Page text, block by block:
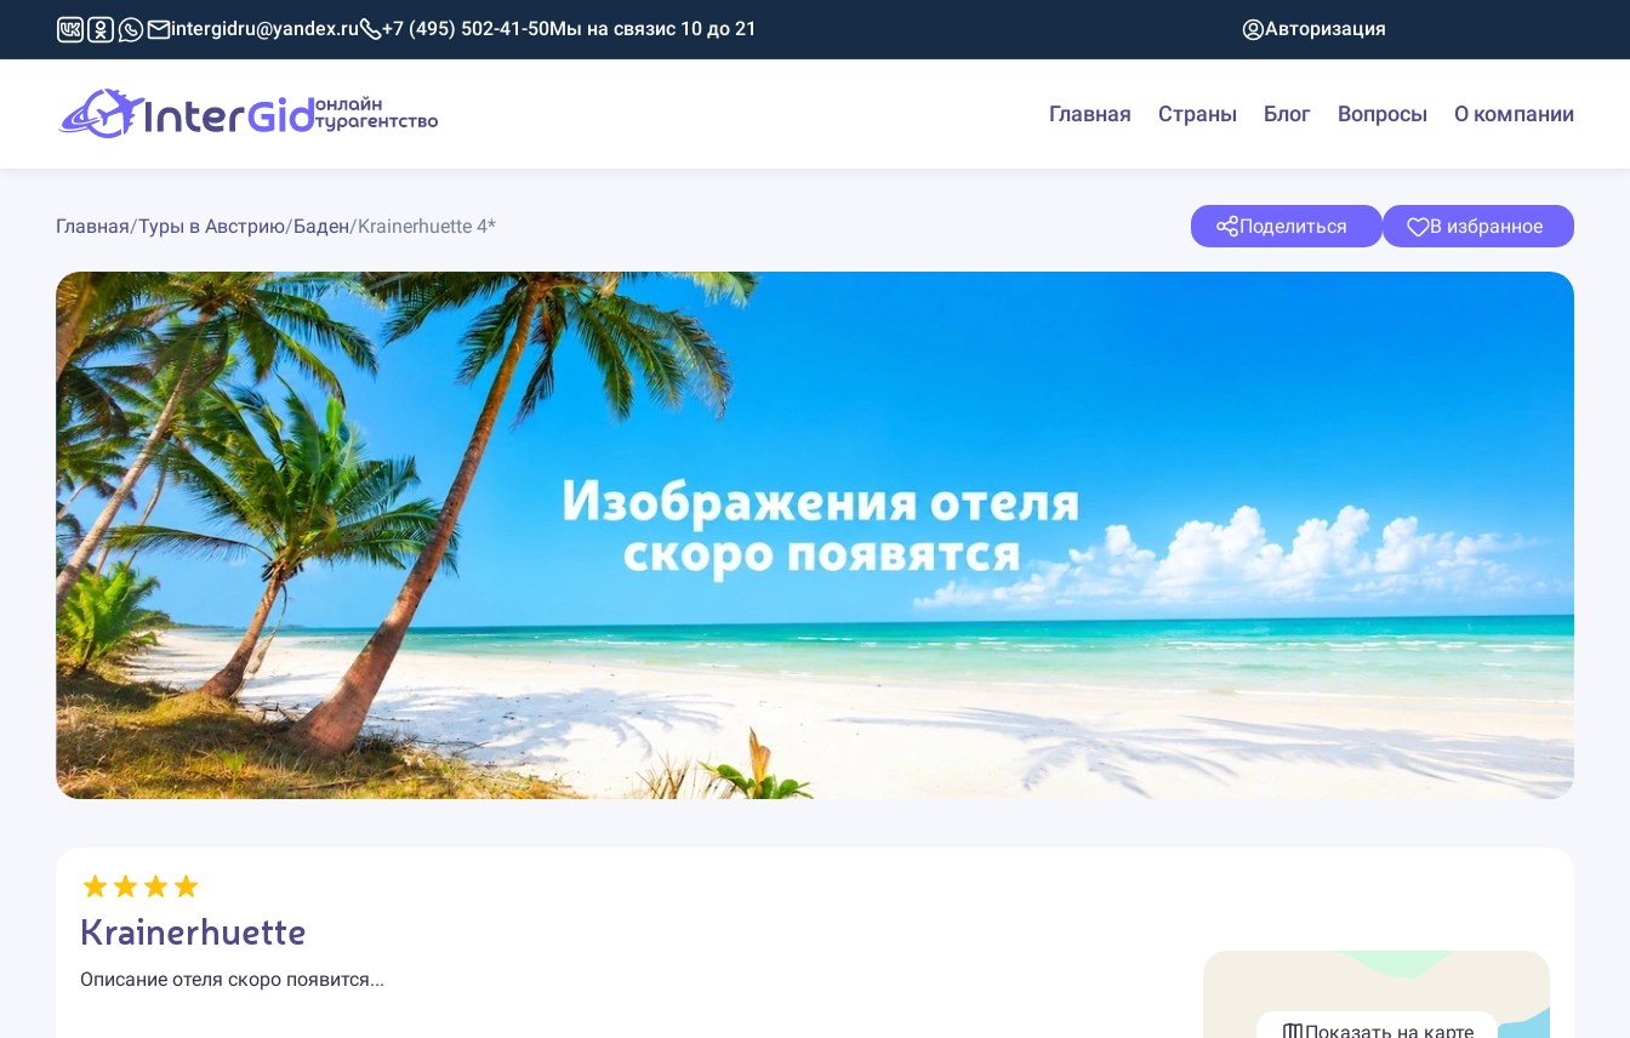
intergidru@yandex.ru +7 (495) 502-41-50Мы на связис 10 до 21 Авторизация
Главная Страны Блог Вопросы О компании
Главная/Туры в Австрию/Баден/Krainerhuette 4* Поделиться В избранное
Krainerhuette
Описание отеля скоро появится...
Показать на карте